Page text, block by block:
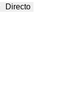
Directo